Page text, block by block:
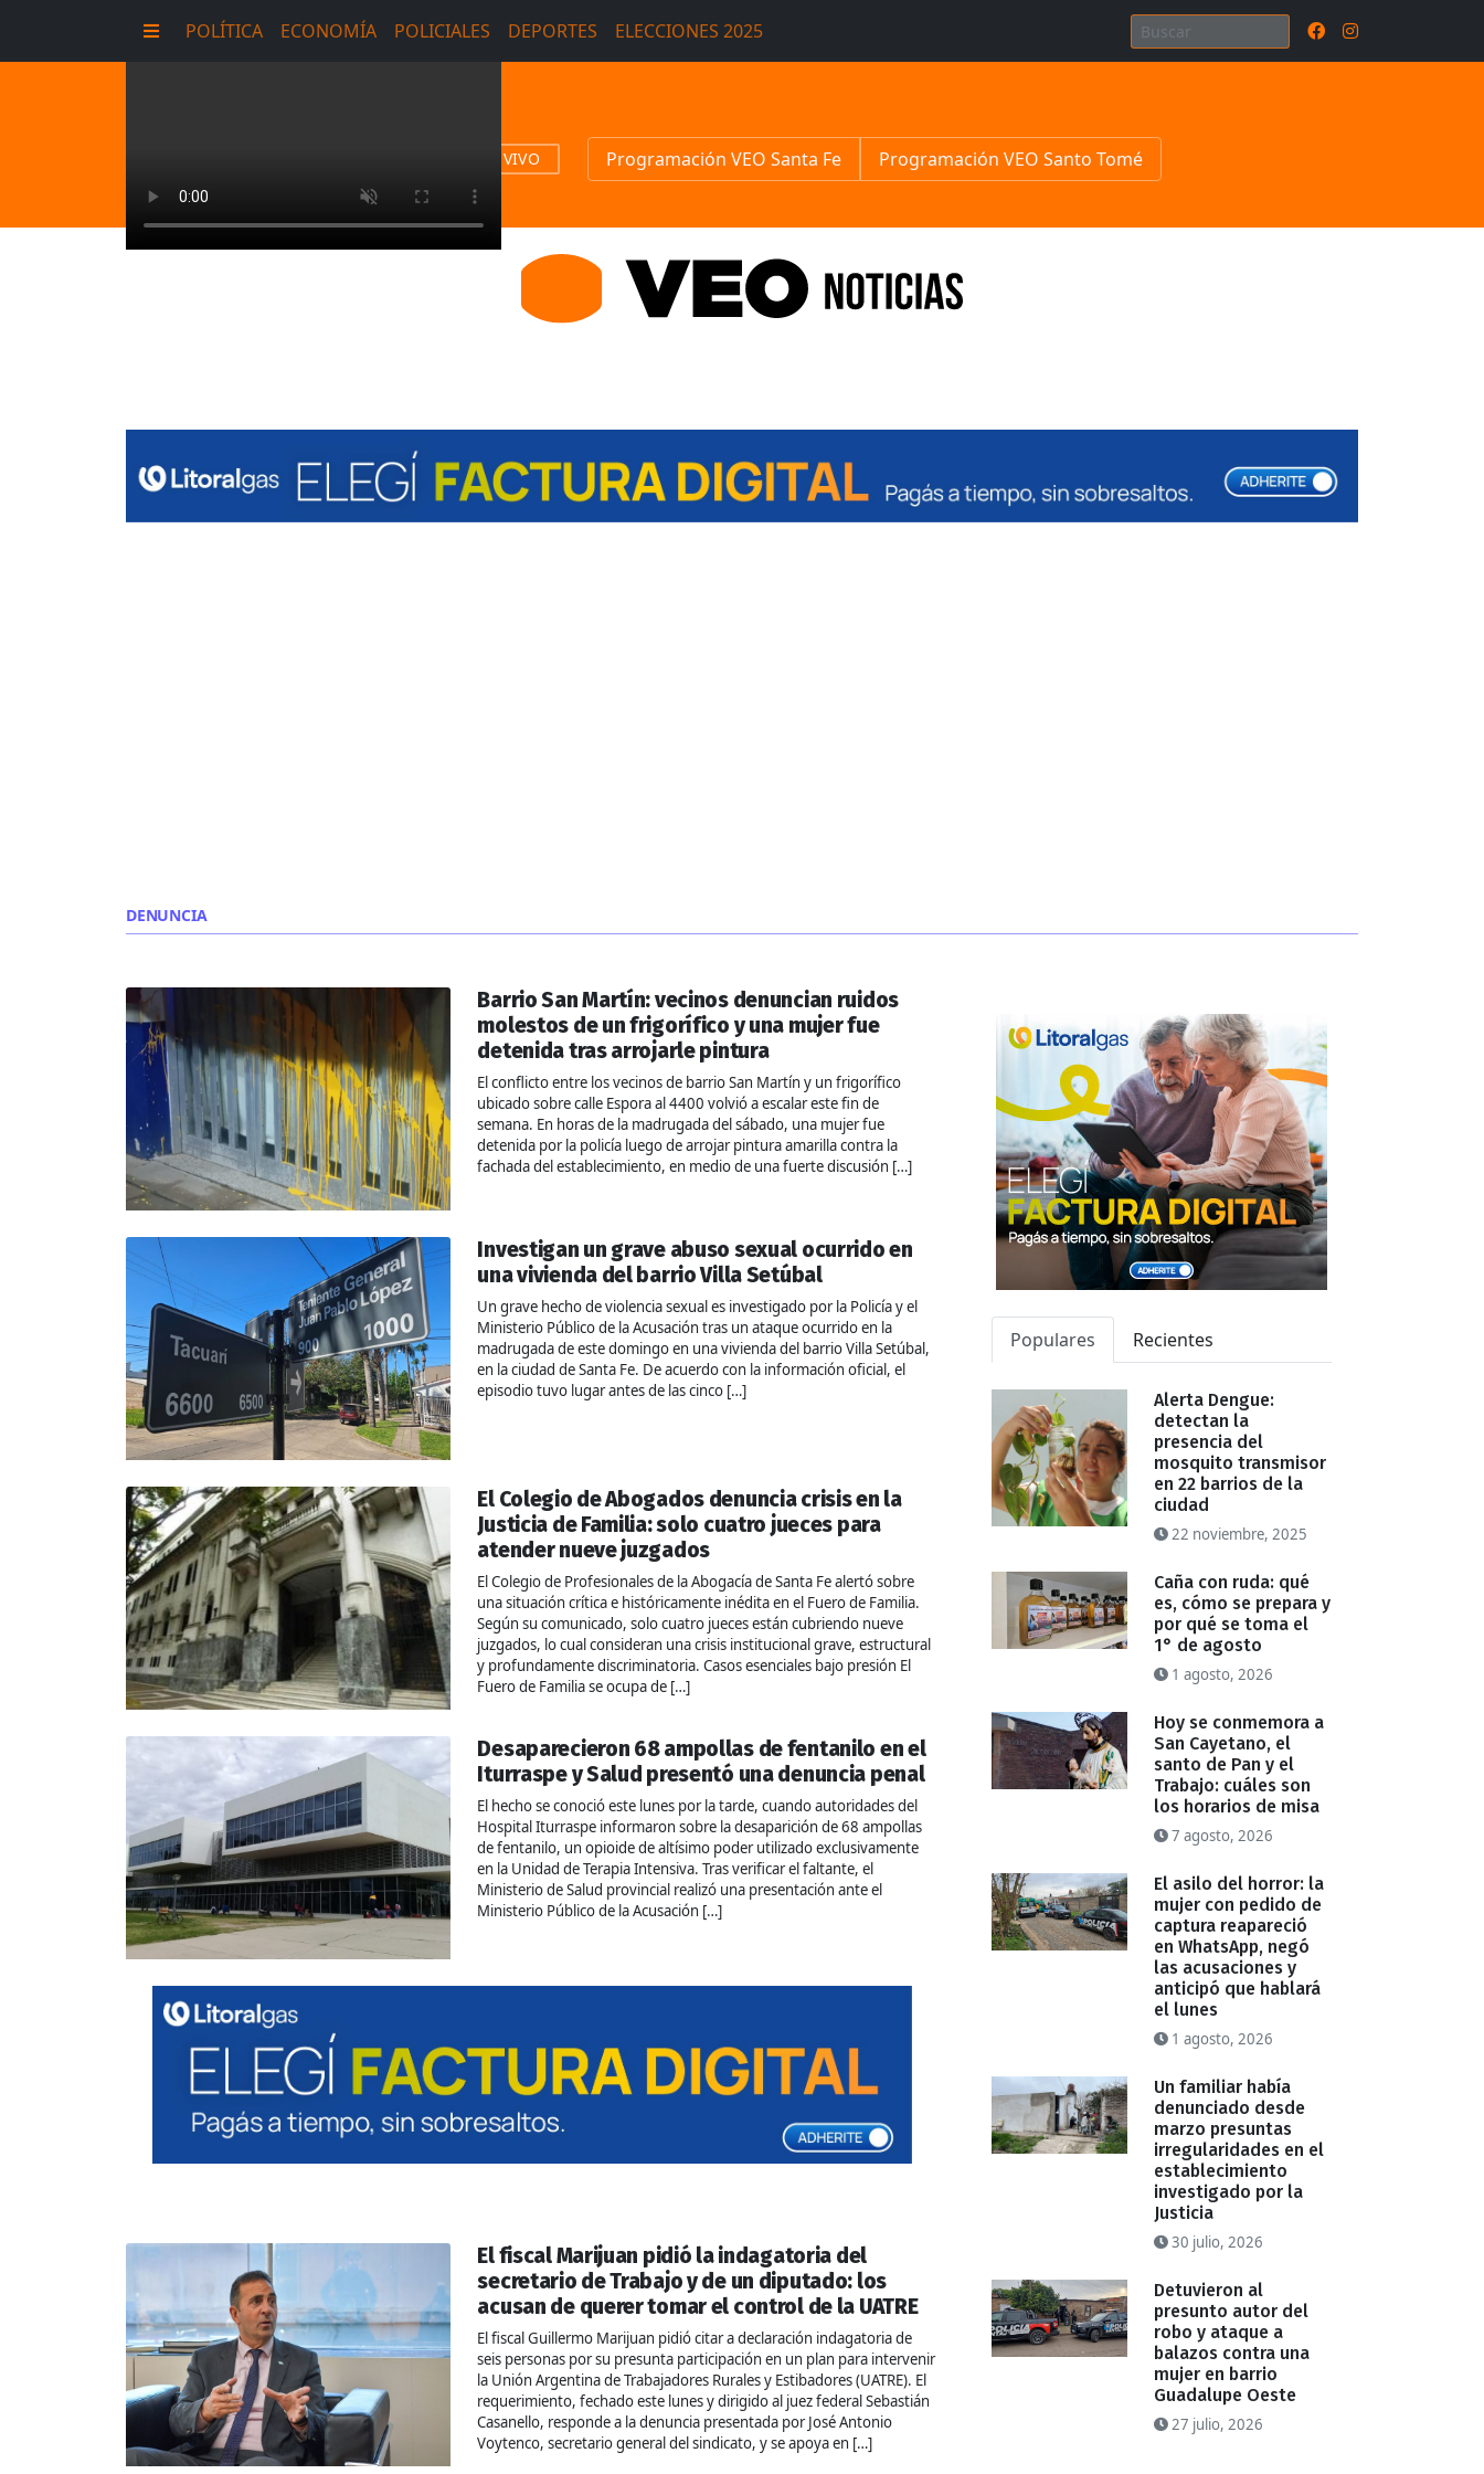
POLÍTICA ECONOMÍA POLICIALES DEPORTES ELECCIONES 2025
EN VIVO Programación VEO Santa Fe Programación VEO Santo Tomé
DENUNCIA
Barrio San Martín: vecinos denuncian ruidos
molestos de un frigorífico y una mujer fue
detenida tras arrojarle pintura
El conflicto entre los vecinos de barrio San Martín y un frigorífico
ubicado sobre calle Espora al 4400 volvió a escalar este fin de
semana. En horas de la madrugada del sábado, una mujer fue
detenida por la policía luego de arrojar pintura amarilla contra la
fachada del establecimiento, en medio de una fuerte discusión […]
Investigan un grave abuso sexual ocurrido en
una vivienda del barrio Villa Setúbal
Un grave hecho de violencia sexual es investigado por la Policía y el
Ministerio Público de la Acusación tras un ataque ocurrido en la
madrugada de este domingo en una vivienda del barrio Villa Setúbal,
en la ciudad de Santa Fe. De acuerdo con la información oficial, el
episodio tuvo lugar antes de las cinco […]
El Colegio de Abogados denuncia crisis en la
Justicia de Familia: solo cuatro jueces para
atender nueve juzgados
El Colegio de Profesionales de la Abogacía de Santa Fe alertó sobre
una situación crítica e históricamente inédita en el Fuero de Familia.
Según su comunicado, solo cuatro jueces están cubriendo nueve
juzgados, lo cual consideran una crisis institucional grave, estructural
y profundamente discriminatoria. Casos esenciales bajo presión El
Fuero de Familia se ocupa de […]
Desaparecieron 68 ampollas de fentanilo en el
Iturraspe y Salud presentó una denuncia penal
El hecho se conoció este lunes por la tarde, cuando autoridades del
Hospital Iturraspe informaron sobre la desaparición de 68 ampollas
de fentanilo, un opioide de altísimo poder utilizado exclusivamente
en la Unidad de Terapia Intensiva. Tras verificar el faltante, el
Ministerio de Salud provincial realizó una presentación ante el
Ministerio Público de la Acusación […]
El fiscal Marijuan pidió la indagatoria del
secretario de Trabajo y de un diputado: los
acusan de querer tomar el control de la UATRE
El fiscal Guillermo Marijuan pidió citar a declaración indagatoria de
seis personas por su presunta participación en un plan para intervenir
la Unión Argentina de Trabajadores Rurales y Estibadores (UATRE). El
requerimiento, fechado este lunes y dirigido al juez federal Sebastián
Casanello, responde a la denuncia presentada por José Antonio
Voytenco, secretario general del sindicato, y se apoya en […]
Populares Recientes
Alerta Dengue:
detectan la
presencia del
mosquito transmisor
en 22 barrios de la
ciudad
22 noviembre, 2025
Caña con ruda: qué
es, cómo se prepara y
por qué se toma el
1° de agosto
1 agosto, 2026
Hoy se conmemora a
San Cayetano, el
santo de Pan y el
Trabajo: cuáles son
los horarios de misa
7 agosto, 2026
El asilo del horror: la
mujer con pedido de
captura reapareció
en WhatsApp, negó
las acusaciones y
anticipó que hablará
el lunes
1 agosto, 2026
Un familiar había
denunciado desde
marzo presuntas
irregularidades en el
establecimiento
investigado por la
Justicia
30 julio, 2026
Detuvieron al
presunto autor del
robo y ataque a
balazos contra una
mujer en barrio
Guadalupe Oeste
27 julio, 2026